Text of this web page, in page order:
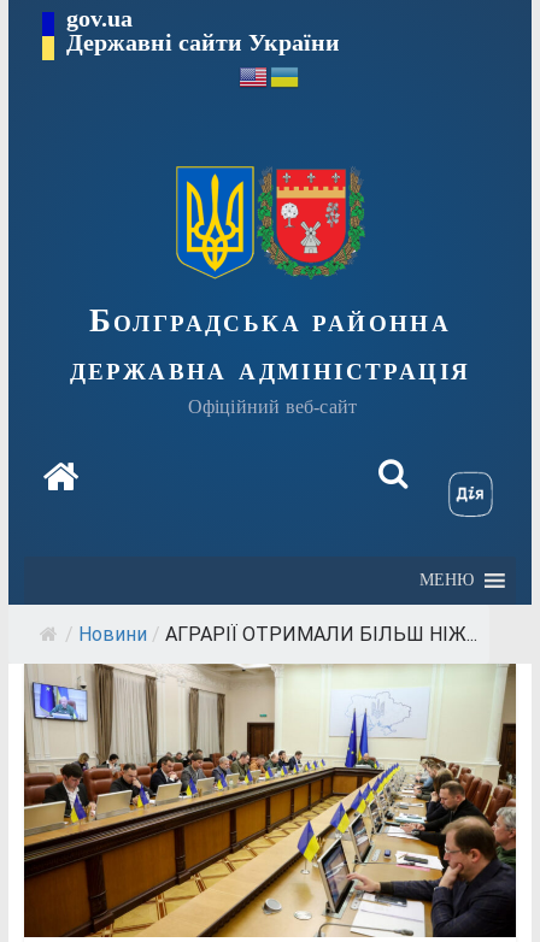
Перейтиgov.ua
Державні сайти України
Болградська районна
державна адміністрація
Офіційний веб-сайт
МЕНЮ
/ Новини / АГРАРІЇ ОТРИМАЛИ БІЛЬШ НІЖ...